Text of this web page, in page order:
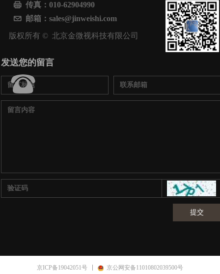
뀰
提交
发送您的留言
传真： 010-62904990
邮箱： sales@jinweishi.com
版权所有 © 北京金微视科技有限公司
京ICP备19042051号 京公网安备11010802039500号